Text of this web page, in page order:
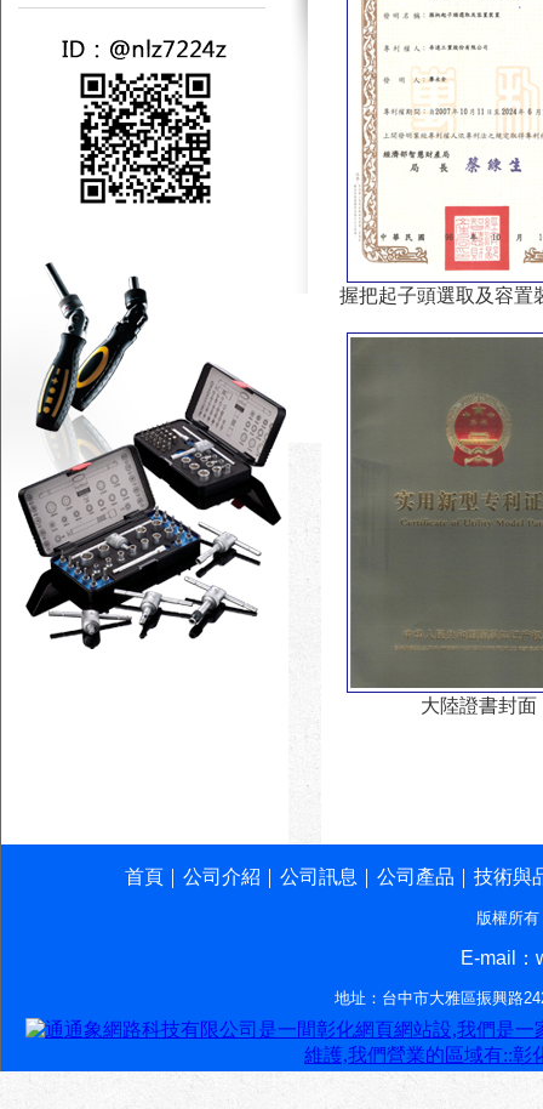
握把起子頭選取及容置
大陸證書封面
首頁 公司介紹 公司訊息 公司產品 技術與
版權所
E-mail：
地址：台中市大雅區振興路